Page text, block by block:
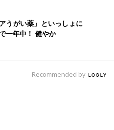
ルクになるまでの流れを簡単
うがい薬」といっしょに
一年中！ 健やか
Recommended by